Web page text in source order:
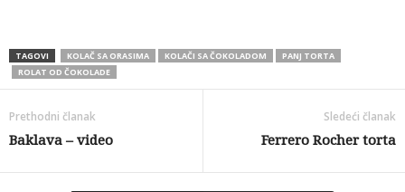
TAGOVI KOLAČ SA ORASIMA KOLAČI SA ČOKOLADOM
PANJ TORTA
ROLAT OD ČOKOLADE
Prethodni članak
Baklava – video
Sledeći članak
Ferrero Rocher torta